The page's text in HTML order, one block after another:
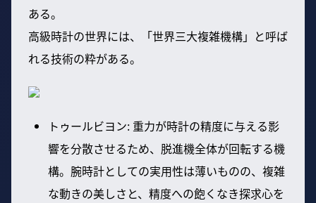
ある。
高級時計の世界には、「世界三大複雑機構」と呼ば
れる技術の粋がある。
トゥールビヨン: 重力が時計の精度に与える影
響を分散させるため、脱進機全体が回転する機
構。腕時計としての実用性は薄いものの、複雑
な動きの美しさと、精度への飽くなき探求心を